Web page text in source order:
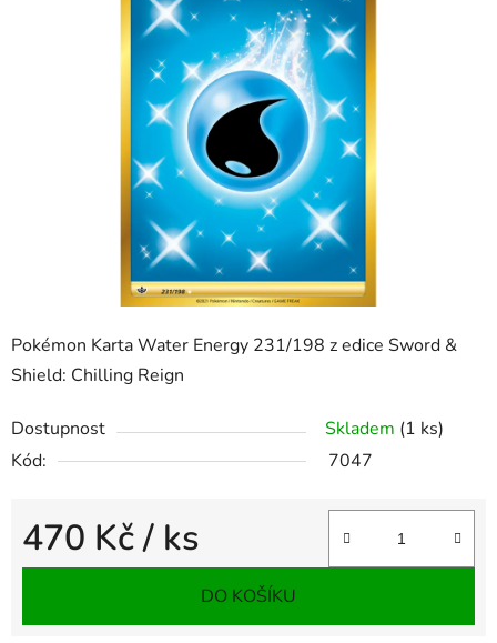
Pokémon Karta Water Energy 231/198 z edice Sword &
Shield: Chilling Reign
Dostupnost Skladem (1 ks)
Kód:
7047
470 Kč/ ks
Měrná cena:
DO KOŠÍKU